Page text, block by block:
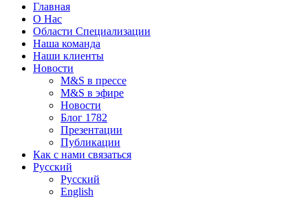
Главная
О Нас
Области Специализации
Наша команда
Наши клиенты
Новости
M&S в прессе
M&S в эфире
Новости
Блог 1782
Презентации
Публикации
Как с нами связаться
Русский
Русский
English